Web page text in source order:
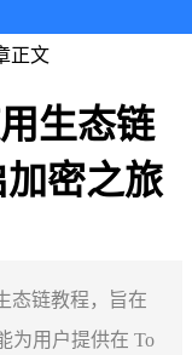
正文
生态链
密之旅
态链教程，旨在
为用户提供在 To